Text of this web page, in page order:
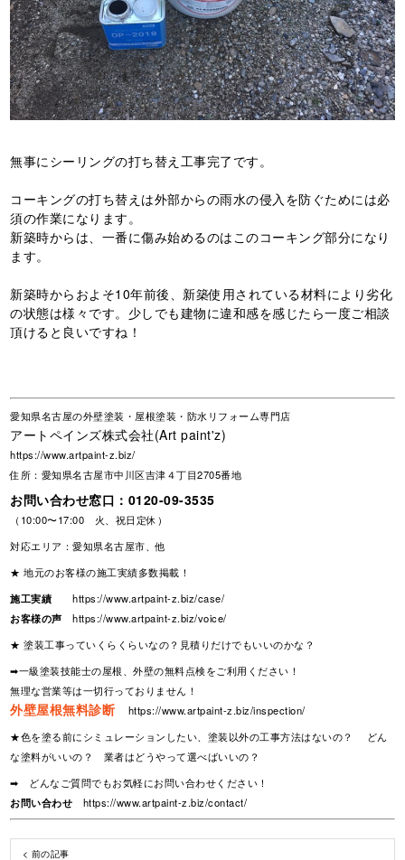
無事にシーリングの打ち替え工事完了です。
コーキングの打ち替えは外部からの雨水の侵入を防ぐためには必
須の作業になります。
新築時からは、一番に傷み始めるのはこのコーキング部分になり
ます。
新築時からおよそ10年前後、新築使用されている材料により劣化
の状態は様々です。少しでも建物に違和感を感じたら一度ご相談
頂けると良いですね！
愛知県名古屋の外壁塗装・屋根塗装・防水リフォーム専門店
アートペインズ株式会社(Art paint'z)
https://www.artpaint-z.biz/
住所：愛知県名古屋市中川区吉津４丁目2705番地
お問い合わせ窓口： 0120-09-3535
（10:00〜17:00 火、祝日定休）
対応エリア：愛知県名古屋市、他
★ 地元のお客様の施工実績多数掲載！
施工実績
https://www.artpaint-z.biz/case/
お客様の声
https://www.artpaint-z.biz/voice/
★ 塗装工事っていくらくらいなの？見積りだけでもいいのかな？
➡一級塗装技能士の屋根、外壁の無料点検をご利用ください！
無理な営業等は一切行っておりません！
外壁屋根無料診断
https://www.artpaint-z.biz/inspection/
★色を塗る前にシミュレーションしたい、塗装以外の工事方法はないの？ どん
な塗料がいいの？ 業者はどうやって選べばいいの？
➡ どんなご質問でもお気軽にお問い合わせください！
お問い合わせ
https://www.artpaint-z.biz/contact/
< 前の記事